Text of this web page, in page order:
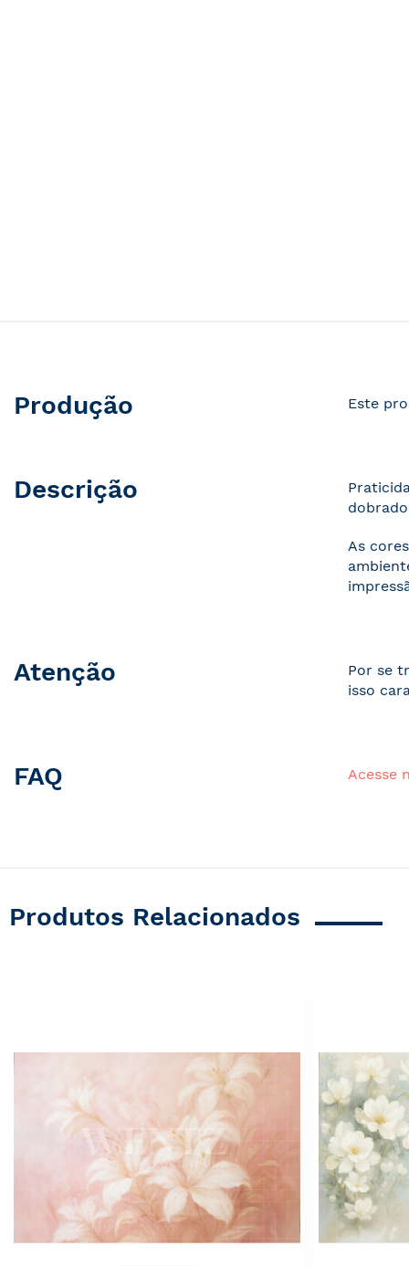
Produção Este
Descrição
As
Atenção
Por se
isso
FAQ Acesse
Produtos Relacionados